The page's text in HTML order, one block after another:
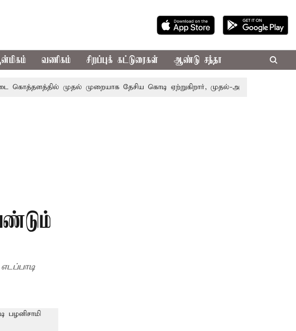
வணிகம் சிறப்புக் கட்டுரைகள் ஆண்டு சந்தா
முதல் முறையாக தேசிய கொடி ஏற்றுகிறார், முதல்-அமைச்சர் விஜய்!